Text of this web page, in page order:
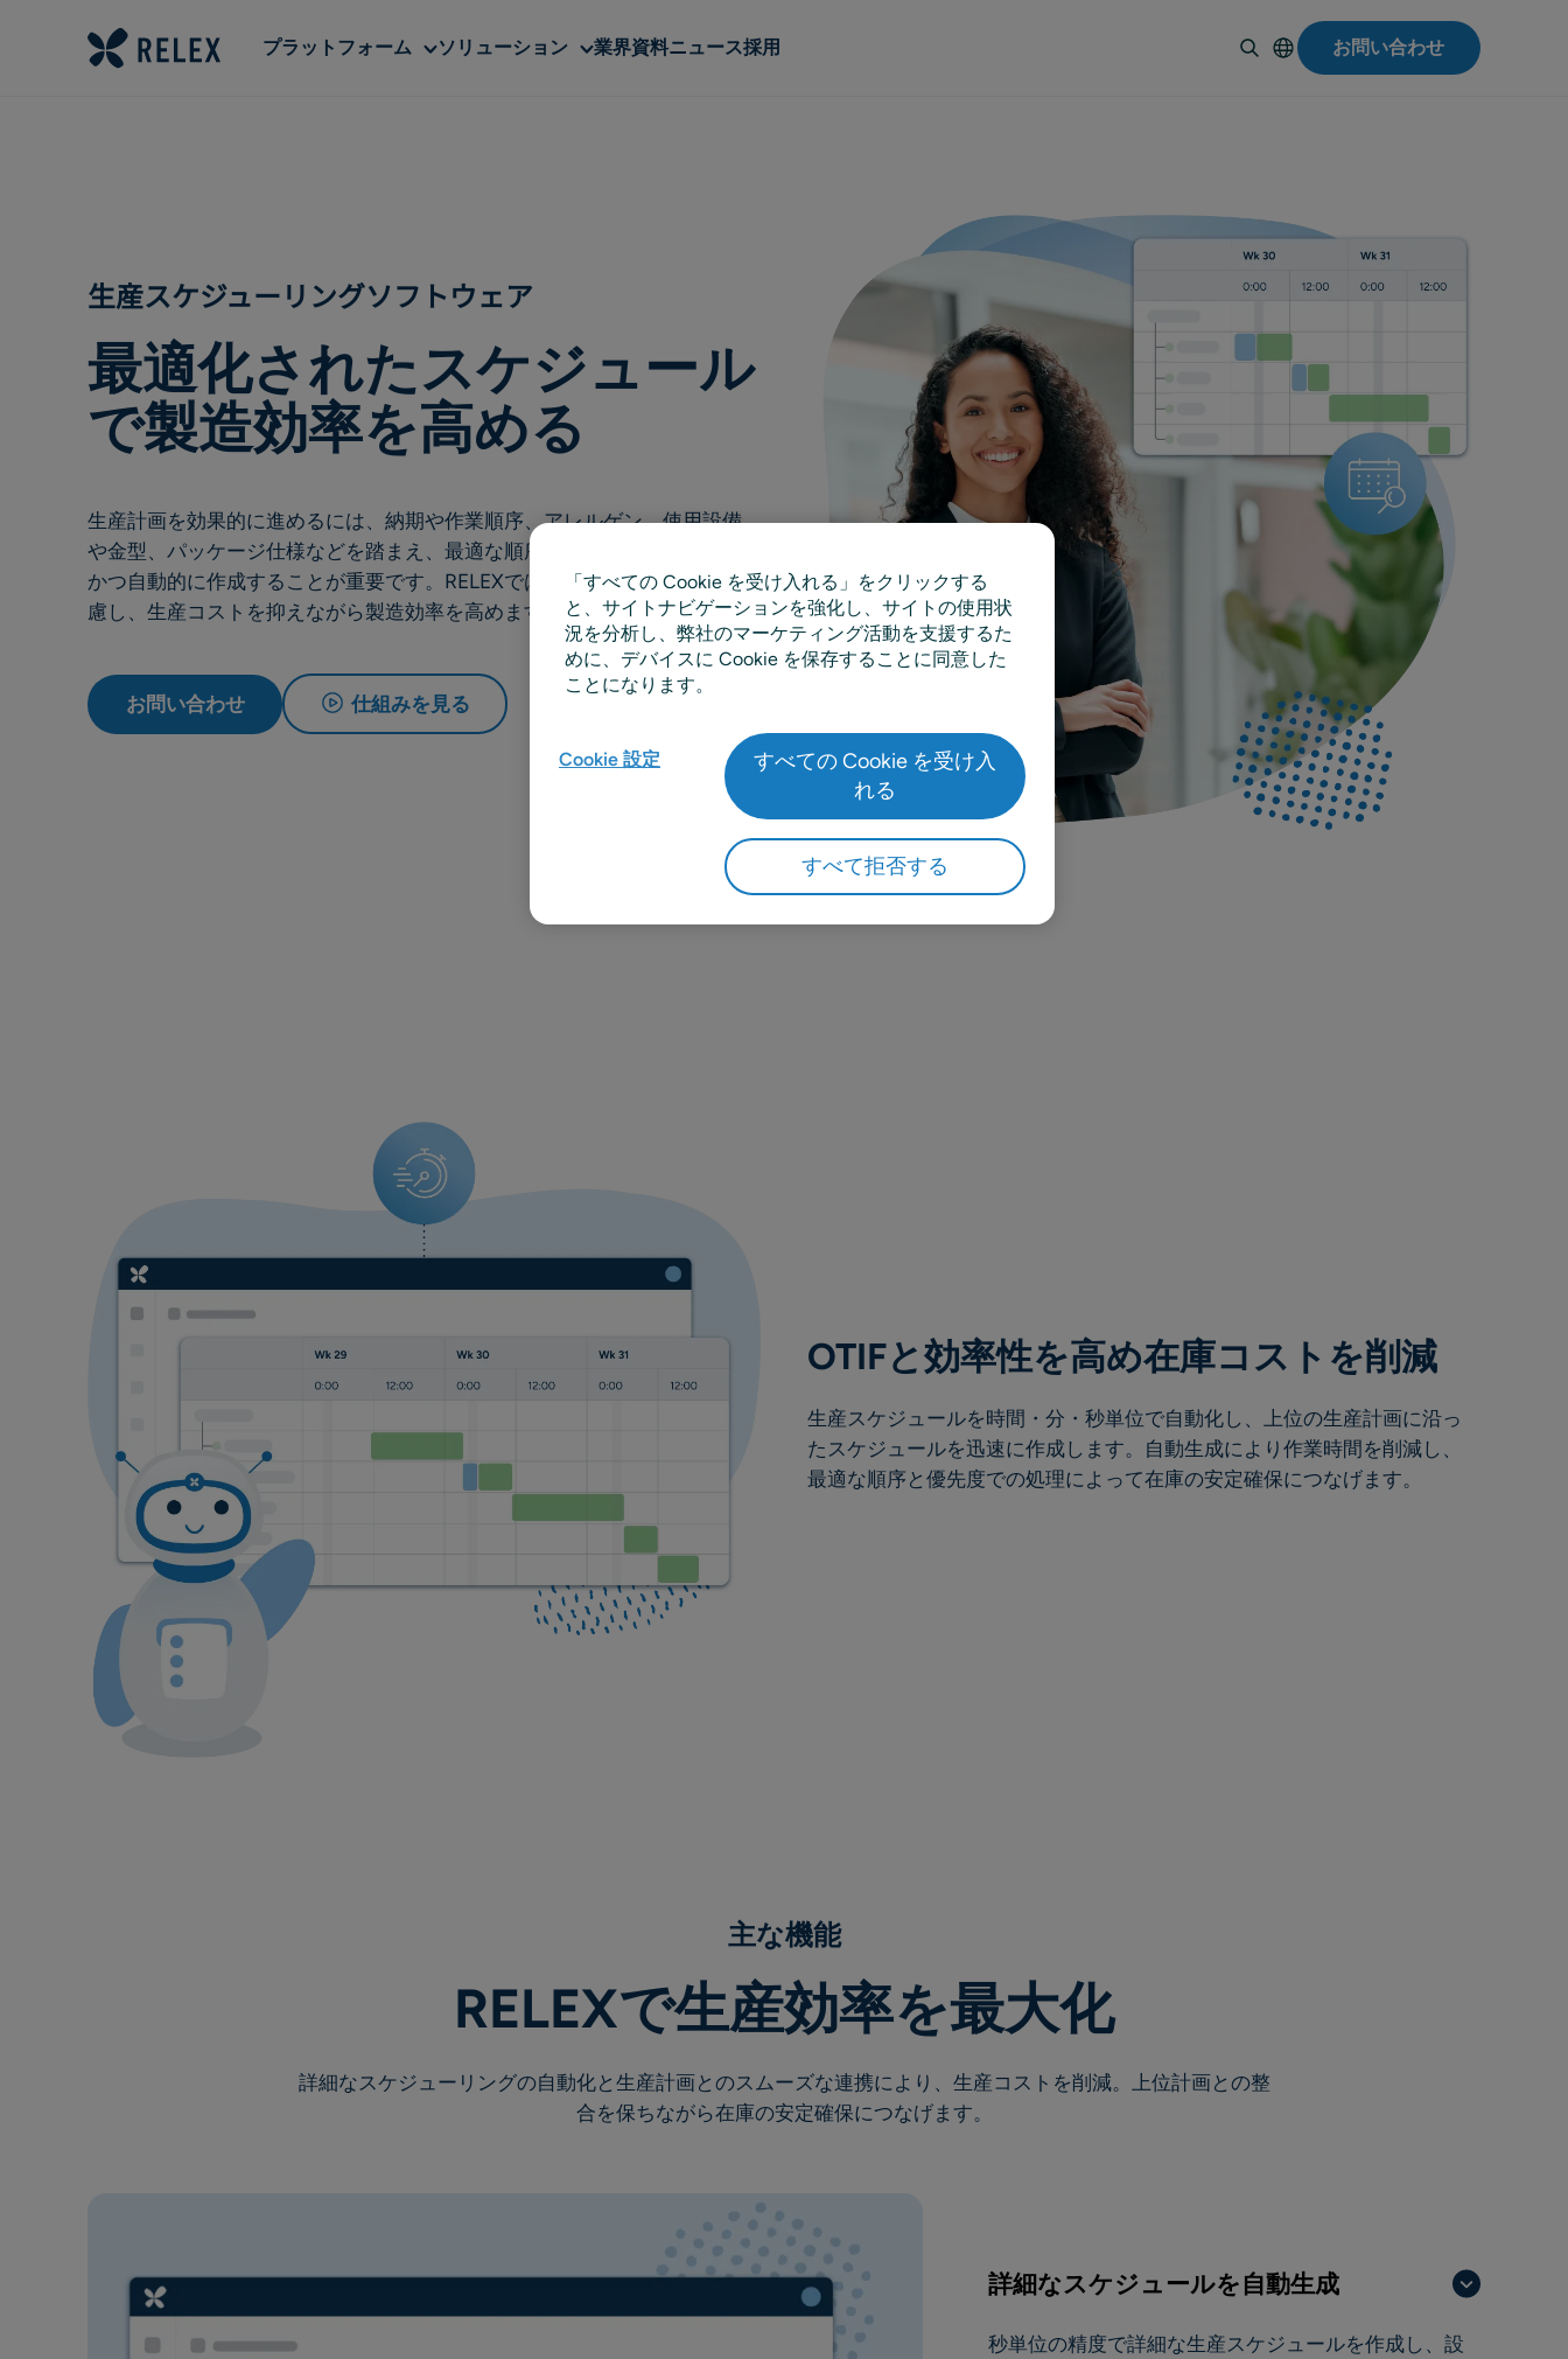
プラットフォームSubソリューション Sub業界資料ニュース採用
English
Français
Dansk
Português-
Polski
お問い合わせ
生産スケジューリングソフトウェア
最適化されたスケジュール
で製造効率を高める
生産計画を効果的に進めるには、納期や作業順序、アレルゲン、使用設備
や金型、パッケージ仕様などを踏まえ、最適な順序でスケジュールを迅速
かつ自動的に作成することが重要です。RELEXでは、これらを総合的に考
慮し、生産コストを抑えながら製造効率を高めます。
お問い合わせ 仕組みを見る
OTIFと効率性を高め在庫コストを削減
生産スケジュールを時間・分・秒単位で自動化し、上位の生産計画に沿っ
たスケジュールを迅速に作成します。自動生成により作業時間を削減し、
最適な順序と優先度での処理によって在庫の安定確保につなげます。
主な機能
RELEXで生産効率を最大化
詳細なスケジューリングの自動化と生産計画とのスムーズな連携により、生産コストを削減。上位計画との整
合を保ちながら在庫の安定確保につなげます。
詳細なスケジュールを自動生成
秒単位の精度で詳細な生産スケジュールを作成し、設
「すべての Cookie を受け入れる」をクリックする
と、サイトナビゲーションを強化し、サイトの使用状
況を分析し、弊社のマーケティング活動を支援するた
めに、デバイスに Cookie を保存することに同意した
ことになります。
Cookie 設定
すべて拒否する
すべての Cookie を受け入
れる